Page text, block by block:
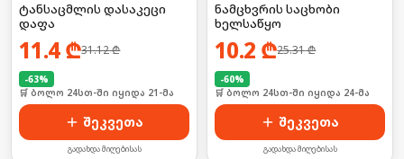
ტანსაცმლის დასაკეცი
დაფა
11.4₾31.12₾
-63%
🛒 ბოლო 24სთ-ში იყიდა 21-მა
შეკვეთა
გადახდა მიღებისას
ნამცხვრის საცხობი
ხელსაწყო
10.2 ₾25.31₾
-60%
🛒 ბოლო 24სთ-ში იყიდა 24-მა
შეკვეთა
გადახდა მიღებისას